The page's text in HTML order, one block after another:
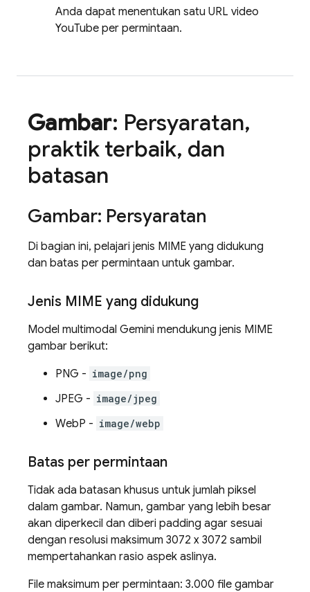
Anda dapat menentukan satu URL video
YouTube per permintaan.
Gambar: Persyaratan,
praktik terbaik, dan
batasan
Gambar: Persyaratan
Di bagian ini, pelajari jenis MIME yang didukung
dan batas per permintaan untuk gambar.
Jenis MIME yang didukung
Model multimodal Gemini mendukung jenis MIME
gambar berikut:
PNG - image/png
JPEG - image/jpeg
WebP - image/webp
Batas per permintaan
Tidak ada batasan khusus untuk jumlah piksel
dalam gambar. Namun, gambar yang lebih besar
akan diperkecil dan diberi padding agar sesuai
dengan resolusi maksimum 3072 x 3072 sambil
mempertahankan rasio aspek aslinya.
File maksimum per permintaan: 3.000 file gambar